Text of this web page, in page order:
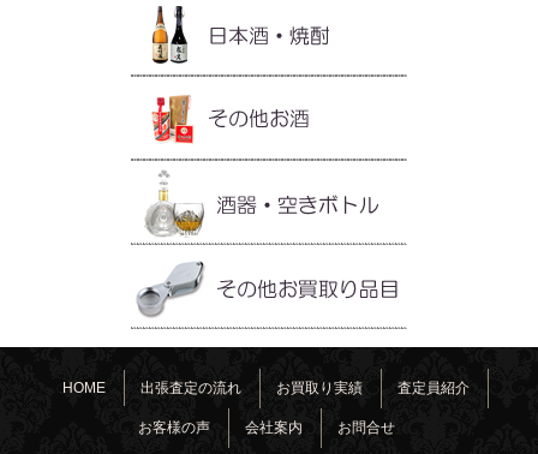
HOME 出張査定の流れ お買取り実績 査定員紹介
お客様の声 会社案内 お問合せ